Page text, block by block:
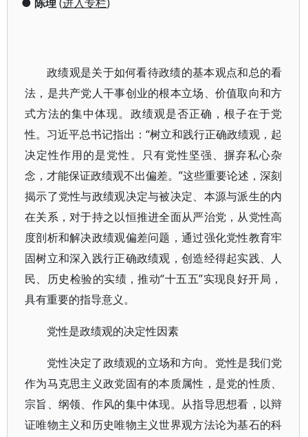
政绩观是关于如何看待政绩的基本观点和总的看
法，是共产党人干事创业的根本立场、价值取向和方
式方法的集中体现。政绩观是否正确，根子在于党
性。习近平总书记指出：“树立和践行正确政绩观，起
决定性作用的是党性。只有党性坚强、摒弃私心杂
念，才能保证政绩观不出偏差。”这些重要论述，深刻
揭示了党性与政绩观决定与被决定、本源与派生的内
在关系，对于持之以恒推进全面从严治党，从党性高
度剖析和解决政绩观偏差问题，通过强化党性教育牢
固树立和深入践行正确政绩观，创造经得起实践、人
民、历史检验的实绩，推动“十五五”实现良好开局，
具有重要的指导意义。
党性是政绩观的决定性因素
党性决定了政绩观的立场和方向。党性是我们党
作为马克思主义政党固有的本质属性，是党的性质、
宗旨、纲领、作风的集中体现。从指导思想看，以辩
证唯物主义和历史唯物主义世界观方法论为基石的科